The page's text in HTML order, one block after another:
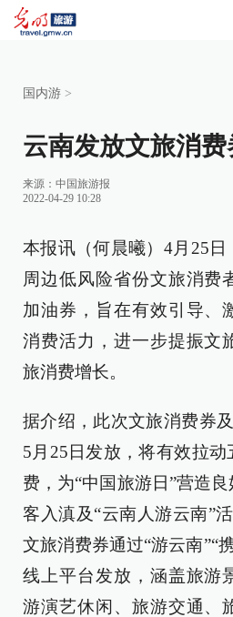
国内游 >
云南发放文旅消
来源： 中国旅游报
2022-04-29 10:28
本报讯（何晨曦）4月25日
周边低风险省份文旅消费
加油券，旨在有效引导、
消费活力，进一步提振文
旅消费增长。
据介绍，此次文旅消费券
5月25日发放，将有效拉
费，为“中国旅游日”营造良
客入滇及“云南人游云南”
文旅消费券通过“游云南”“
线上平台发放，涵盖旅游
游演艺休闲、旅游交通、